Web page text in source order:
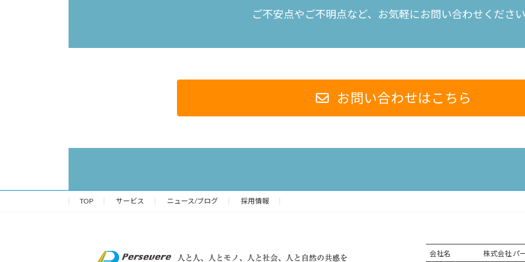
ご不安点やご不明点など、 お気軽にお問い合わせください
お問い合わせはこちら
TOP サービス ニュース/ブログ 採用情報
会社名 株式会社 パ